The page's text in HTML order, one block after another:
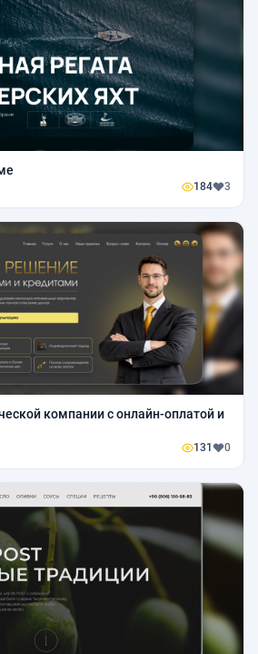
184 3
компании с онлайн-оплатой и
131 0